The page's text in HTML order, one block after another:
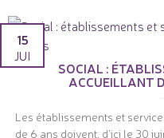
SOCIAL :
ACCUEILLANT
15
JUI
Les établissements et
de 6 ans doivent, d'ici le 30